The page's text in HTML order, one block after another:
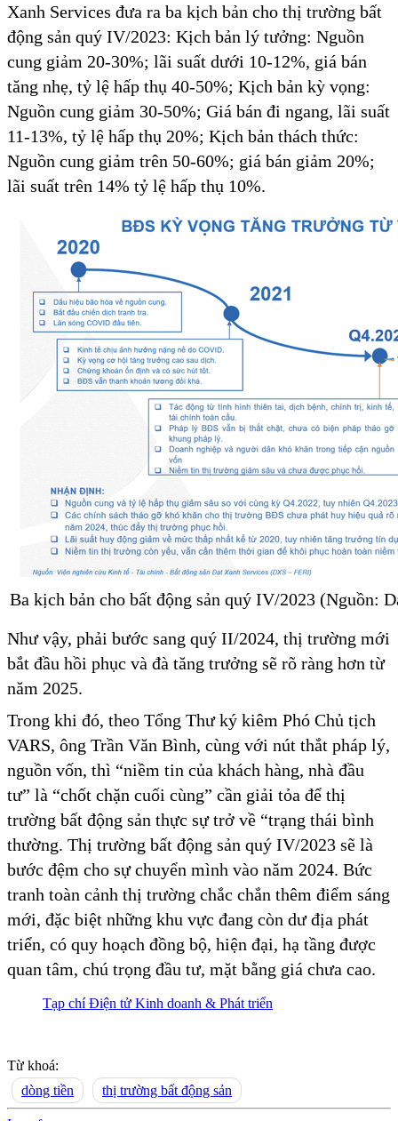
Xanh Services đưa ra ba kịch bản cho thị trường bất
động sản quý IV/2023: Kịch bản lý tưởng: Nguồn
cung giảm 20-30%; lãi suất dưới 10-12%, giá bán
tăng nhẹ, tỷ lệ hấp thụ 40-50%; Kịch bản kỳ vọng:
Nguồn cung giảm 30-50%; Giá bán đi ngang, lãi suất
11-13%, tỷ lệ hấp thụ 20%; Kịch bản thách thức:
Nguồn cung giảm trên 50-60%; giá bán giảm 20%;
lãi suất trên 14% tỷ lệ hấp thụ 10%.
Ba kịch bản cho bất động sản quý IV/2023 (Nguồn:
Như vậy, phải bước sang quý II/2024, thị trường mới
bắt đầu hồi phục và đà tăng trưởng sẽ rõ ràng hơn từ
năm 2025.
Trong khi đó, theo Tổng Thư ký kiêm Phó Chủ tịch
VARS, ông Trần Văn Bình, cùng với nút thắt pháp lý,
nguồn vốn, thì “niềm tin của khách hàng, nhà đầu
tư” là “chốt chặn cuối cùng” cần giải tỏa để thị
trường bất động sản thực sự trở về “trạng thái bình
thường. Thị trường bất động sản quý IV/2023 sẽ là
bước đệm cho sự chuyển mình vào năm 2024. Bức
tranh toàn cảnh thị trường chắc chắn thêm điểm sáng
mới, đặc biệt những khu vực đang còn dư địa phát
triển, có quy hoạch đồng bộ, hiện đại, hạ tầng được
quan tâm, chú trọng đầu tư, mặt bằng giá chưa cao.
Tạp chí Điện tử Kinh doanh & Phát triển
Từ khoá:
dòng tiền
thị trường bất động sản